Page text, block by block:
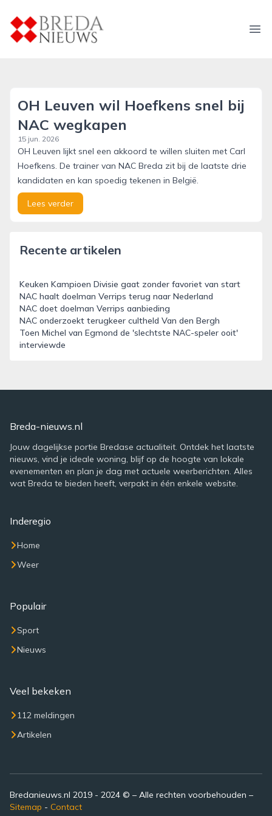
breda-nieuws.nl
OH Leuven wil Hoefkens snel bij
NAC wegkapen
15 jun. 2026
OH Leuven lijkt snel een akkoord te willen sluiten met Carl
Hoefkens. De trainer van NAC Breda zit bij de laatste drie
kandidaten en kan spoedig tekenen in België.
Lees verder
Recente artikelen
Keuken Kampioen Divisie gaat zonder favoriet van start
NAC haalt doelman Verrips terug naar Nederland
NAC doet doelman Verrips aanbieding
NAC onderzoekt terugkeer cultheld Van den Bergh
Toen Michel van Egmond de 'slechtste NAC-speler ooit'
interviewde
Breda-nieuws.nl
Jouw dagelijkse portie Bredase actualiteit. Ontdek het laatste
nieuws, vind je ideale woning, blijf op de hoogte van lokale
evenementen en plan je dag met actuele weerberichten. Alles
wat Breda te bieden heeft, verpakt in één enkele website.
Inderegio
Home
Weer
Populair
Sport
Nieuws
Veel bekeken
112 meldingen
Artikelen
Bredanieuws.nl 2019 - 2024 © – Alle rechten voorbehouden –
Sitemap - Contact